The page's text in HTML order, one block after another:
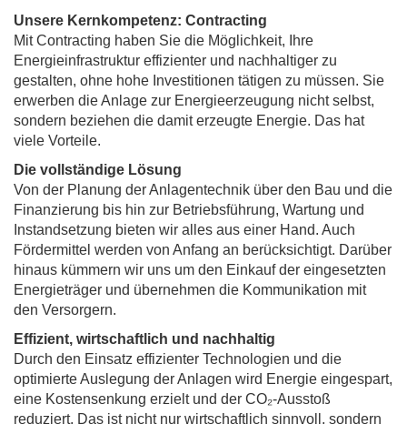
Unsere Kernkompetenz: Contracting
Mit Contracting haben Sie die Möglichkeit, Ihre
Energieinfrastruktur effizienter und nachhaltiger zu
gestalten, ohne hohe Investitionen tätigen zu müssen. Sie
erwerben die Anlage zur Energieerzeugung nicht selbst,
sondern beziehen die damit erzeugte Energie. Das hat
viele Vorteile.
Die vollständige Lösung
Von der Planung der Anlagentechnik über den Bau und die
Finanzierung bis hin zur Betriebsführung, Wartung und
Instandsetzung bieten wir alles aus einer Hand. Auch
Fördermittel werden von Anfang an berücksichtigt. Darüber
hinaus kümmern wir uns um den Einkauf der eingesetzten
Energieträger und übernehmen die Kommunikation mit
den Versorgern.
Effizient, wirtschaftlich und nachhaltig
Durch den Einsatz effizienter Technologien und die
optimierte Auslegung der Anlagen wird Energie eingespart,
eine Kostensenkung erzielt und der CO₂-Ausstoß
reduziert. Das ist nicht nur wirtschaftlich sinnvoll, sondern